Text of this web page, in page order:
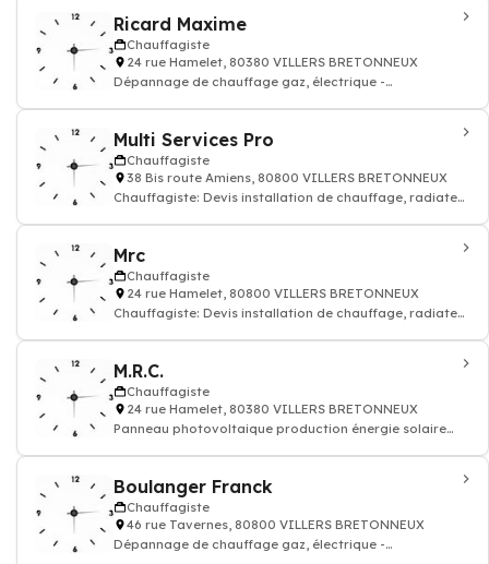
Ricard Maxime
Chauffagiste
24 rue Hamelet, 80380 VILLERS BRETONNEUX
Dépannage de chauffage gaz, électrique -
Multi Services Pro
Chauffagiste
38 Bis route Amiens, 80800 VILLERS BRETONNEUX
Chauffagiste: Devis installation de chauffage, radiateur
Mrc
Chauffagiste
24 rue Hamelet, 80800 VILLERS BRETONNEUX
Chauffagiste: Devis installation de chauffage, radiateur
M.R.C.
Chauffagiste
24 rue Hamelet, 80380 VILLERS BRETONNEUX
Panneau photovoltaique production énergie solaire
Boulanger Franck
Chauffagiste
46 rue Tavernes, 80800 VILLERS BRETONNEUX
Dépannage de chauffage gaz, électrique -